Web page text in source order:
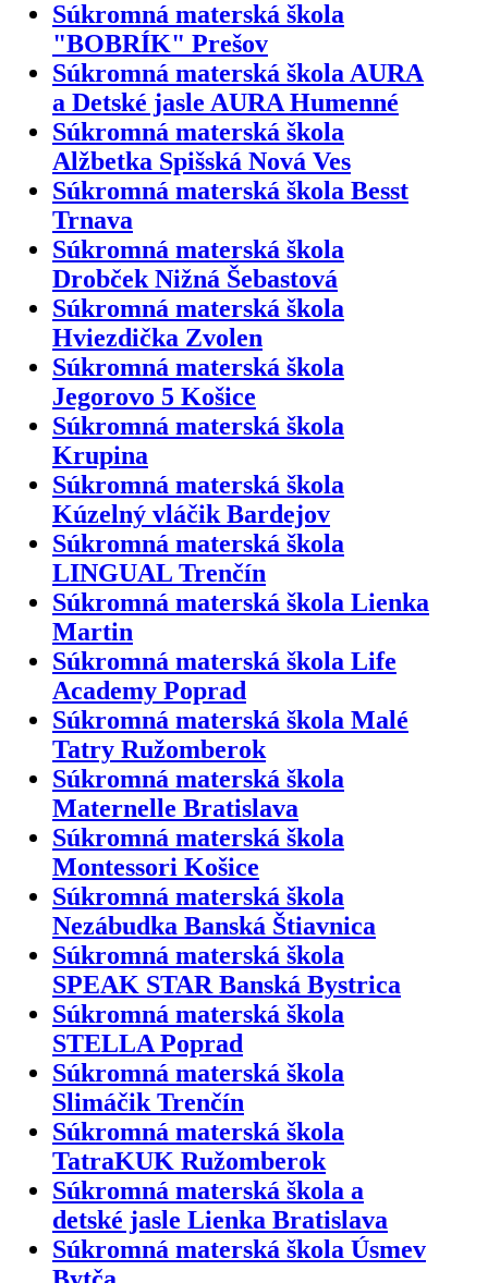
Súkromná materská škola
"BOBRÍK" Prešov
Súkromná materská škola AURA
a Detské jasle AURA Humenné
Súkromná materská škola
Alžbetka Spišská Nová Ves
Súkromná materská škola Besst
Trnava
Súkromná materská škola
Drobček Nižná Šebastová
Súkromná materská škola
Hviezdička Zvolen
Súkromná materská škola
Jegorovo 5 Košice
Súkromná materská škola
Krupina
Súkromná materská škola
Kúzelný vláčik Bardejov
Súkromná materská škola
LINGUAL Trenčín
Súkromná materská škola Lienka
Martin
Súkromná materská škola Life
Academy Poprad
Súkromná materská škola Malé
Tatry Ružomberok
Súkromná materská škola
Maternelle Bratislava
Súkromná materská škola
Montessori Košice
Súkromná materská škola
Nezábudka Banská Štiavnica
Súkromná materská škola
SPEAK STAR Banská Bystrica
Súkromná materská škola
STELLA Poprad
Súkromná materská škola
Slimáčik Trenčín
Súkromná materská škola
TatraKUK Ružomberok
Súkromná materská škola a
detské jasle Lienka Bratislava
Súkromná materská škola Úsmev